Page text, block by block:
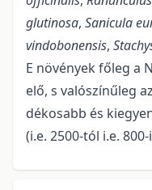
glutinosa, Sanicula
vindobonensis,
E növények főleg a
elő, s valószínűleg
dékosabb és
(i.e. 2500-tól i.e.